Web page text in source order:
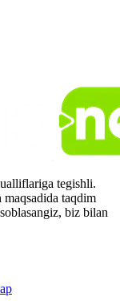
tegishli.
maqsadida taqdim
biz bilan